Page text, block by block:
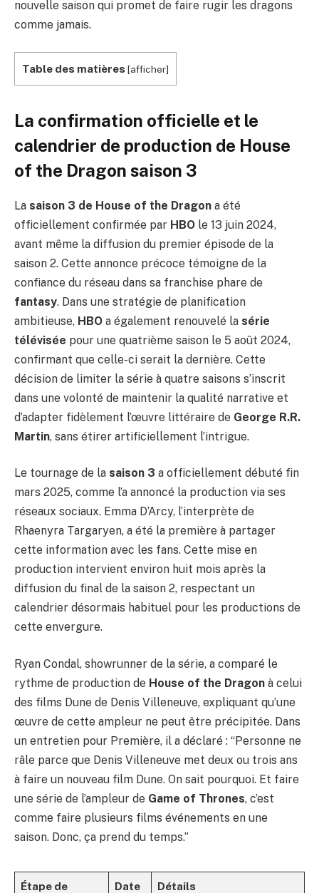
nouvelle saison qui promet de faire rugir les dragons
comme jamais.
Table des matières [afficher]
La confirmation officielle et le
calendrier de production de House
of the Dragon saison 3
La saison 3 de House of the Dragon a été
officiellement confirmée par HBO le 13 juin 2024,
avant même la diffusion du premier épisode de la
saison 2. Cette annonce précoce témoigne de la
confiance du réseau dans sa franchise phare de
fantasy. Dans une stratégie de planification
ambitieuse, HBO a également renouvelé la série
télévisée pour une quatrième saison le 5 août 2024,
confirmant que celle-ci serait la dernière. Cette
décision de limiter la série à quatre saisons s’inscrit
dans une volonté de maintenir la qualité narrative et
d’adapter fidèlement l’œuvre littéraire de George R.R.
Martin, sans étirer artificiellement l’intrigue.
Le tournage de la saison 3 a officiellement débuté fin
mars 2025, comme l’a annoncé la production via ses
réseaux sociaux. Emma D’Arcy, l’interprète de
Rhaenyra Targaryen, a été la première à partager
cette information avec les fans. Cette mise en
production intervient environ huit mois après la
diffusion du final de la saison 2, respectant un
calendrier désormais habituel pour les productions de
cette envergure.
Ryan Condal, showrunner de la série, a comparé le
rythme de production de House of the Dragon à celui
des films Dune de Denis Villeneuve, expliquant qu’une
œuvre de cette ampleur ne peut être précipitée. Dans
un entretien pour Première, il a déclaré : “Personne ne
râle parce que Denis Villeneuve met deux ou trois ans
à faire un nouveau film Dune. On sait pourquoi. Et faire
une série de l’ampleur de Game of Thrones, c’est
comme faire plusieurs films événements en une
saison. Donc, ça prend du temps.”
Étape de
Date Détails